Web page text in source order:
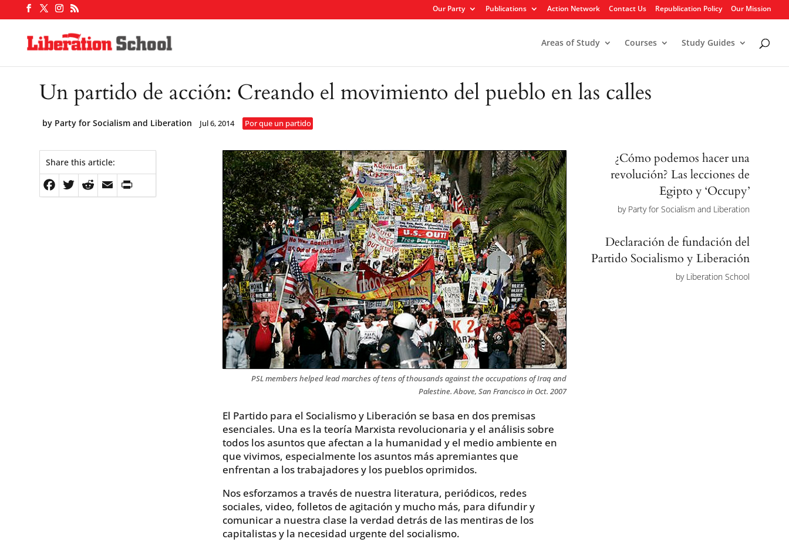
Our Party Publications Action Network Contact Us Republication Policy Our Mission
Areas of Study Courses Study Guides
Un partido de acción: Creando el movimiento del pueblo en las calles
by Party for Socialism and Liberation Jul 6, 2014 Por que un partido
Share this article:
FacebookTwitterRedditEmail
PSL members helped lead marches of tens of thousands against the occupations of Iraq and
Palestine. Above, San Francisco in Oct. 2007
El Partido para el Socialismo y Liberación se basa en dos premisas
esenciales. Una es la teoría Marxista revolucionaria y el análisis sobre
todos los asuntos que afectan a la humanidad y el medio ambiente en
que vivimos, especialmente los asuntos más apremiantes que
enfrentan a los trabajadores y los pueblos oprimidos.
Nos esforzamos a través de nuestra literatura, periódicos, redes
sociales, video, folletos de agitación y mucho más, para difundir y
comunicar a nuestra clase la verdad detrás de las mentiras de los
capitalistas y la necesidad urgente del socialismo.
¿Cómo podemos hacer una
revolución? Las lecciones de
Egipto y ‘Occupy’
by Party for Socialism and Liberation
Declaración de fundación del
Partido Socialismo y Liberación
by Liberation School